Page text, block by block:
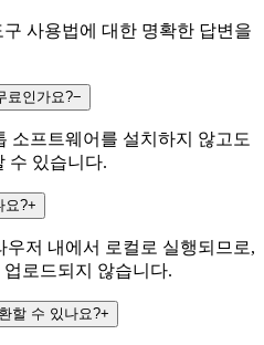
사용법에 대한 명확한 답변을
료인가요?−
소프트웨어를 설치하지 않고도
수 있습니다.
요?+
저 내에서 로컬로 실행되므로,
업로드되지 않습니다.
할 수 있나요?+